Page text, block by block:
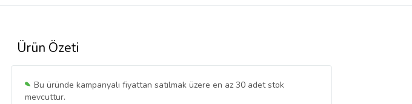
Ürün Özeti
Bu üründe kampanyalı fiyattan satılmak üzere en az 30 adet stok
mevcuttur.